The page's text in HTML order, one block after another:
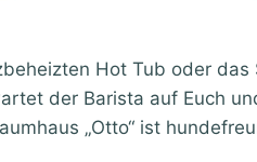
Hot Tub oder das
der Barista auf Euch
„Otto“ ist